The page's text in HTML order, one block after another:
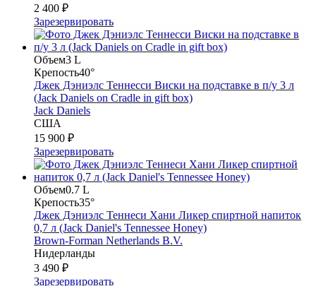
2 400 ₽
Зарезервировать
Объем3 L
Крепость40°
Джек Дэниэлс Теннесси Виски на подставке в п/у 3 л
(Jack Daniels on Cradle in gift box)
Jack Daniels
США
15 900 ₽
Зарезервировать
Объем0.7 L
Крепость35°
Джек Дэниэлс Теннеси Хани Ликер спиртной напиток
0,7 л (Jack Daniel's Tennessee Honey)
Brown-Forman Netherlands B.V.
Нидерланды
3 490 ₽
Зарезервировать